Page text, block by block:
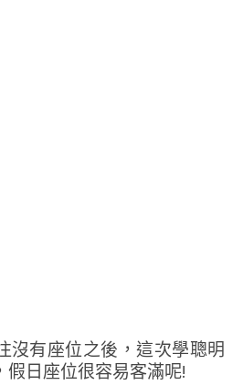
沒有座位之後，這次學聰明
假日座位很容易客滿呢!